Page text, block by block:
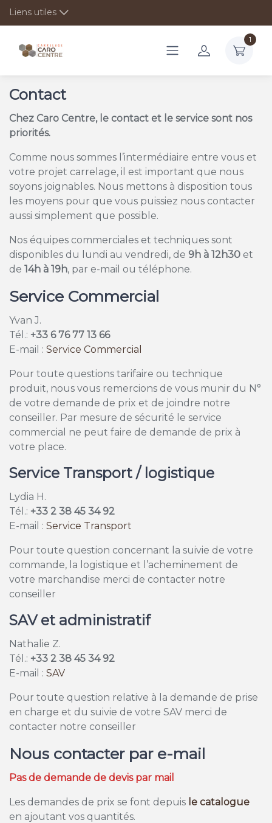
Liens utiles
1
Contact
Chez Caro Centre, le contact et le service sont nos
priorités.
Comme nous sommes l’intermédiaire entre vous et
votre projet carrelage, il est important que nous
soyons joignables. Nous mettons à disposition tous
les moyens pour que vous puissiez nous contacter
aussi simplement que possible.
Nos équipes commerciales et techniques sont
disponibles du lundi au vendredi, de 9h à 12h30 et
de 14h à 19h, par e-mail ou téléphone.
Service Commercial
Yvan J.
Tél.: +33 6 76 77 13 66
E-mail : Service Commercial
Pour toute questions tarifaire ou technique
produit, nous vous remercions de vous munir du N°
de votre demande de prix et de joindre notre
conseiller. Par mesure de sécurité le service
commercial ne peut faire de demande de prix à
votre place.
Service Transport / logistique
Lydia H.
Tél.: +33 2 38 45 34 92
E-mail : Service Transport
Pour toute question concernant la suivie de votre
commande, la logistique et l’acheminement de
votre marchandise merci de contacter notre
conseiller
SAV et administratif
Nathalie Z.
Tél.: +33 2 38 45 34 92
E-mail : SAV
Pour toute question relative à la demande de prise
en charge et du suivie de votre SAV merci de
contacter notre conseiller
Nous contacter par e-mail
Pas de demande de devis par mail
Les demandes de prix se font depuis le catalogue
en ajoutant vos quantités.